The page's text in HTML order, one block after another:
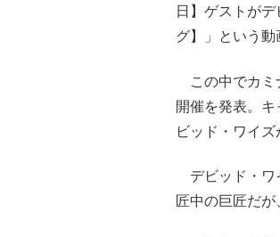
日】ゲストが
グ】」という動
この中でカミ
開催を発表。
ビッド・ワイズ
デビッド・ワ
匠中の巨匠だが